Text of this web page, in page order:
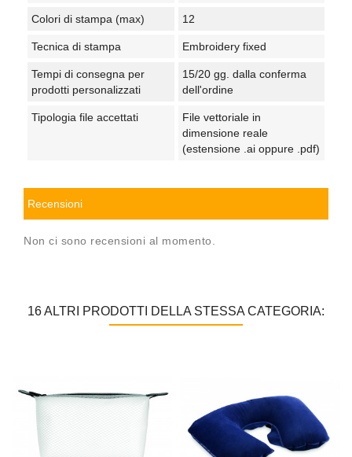
Colori di stampa (max) 12
Tecnica di stampa Embroidery fixed
Tempi di consegna per
prodotti personalizzati
15/20 gg. dalla conferma
dell'ordine
Tipologia file accettati
File vettoriale in
dimensione reale
(estensione .ai oppure .pdf)
Recensioni
Non ci sono recensioni al momento.
16 ALTRI PRODOTTI DELLA STESSA CATEGORIA: